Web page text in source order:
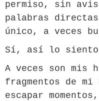
permiso, sin
palabras
único, a veces
Sí, así lo
A veces son
fragmentos de mi
escapar